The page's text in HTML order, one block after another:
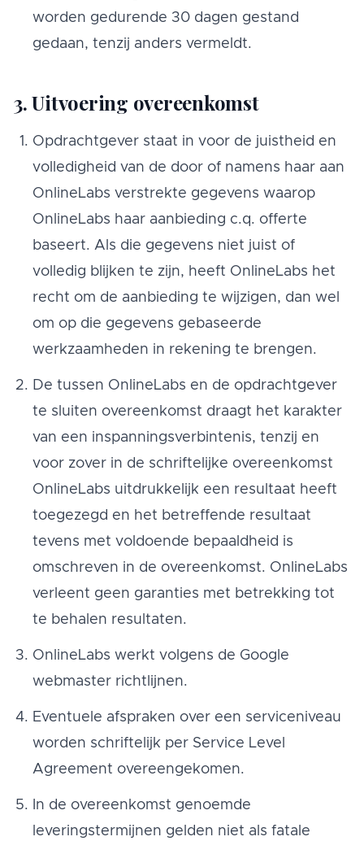
worden gedurende 30 dagen gestand
gedaan, tenzij anders vermeldt.
3. Uitvoering overeenkomst
Opdrachtgever staat in voor de juistheid en
volledigheid van de door of namens haar aan
OnlineLabs verstrekte gegevens waarop
OnlineLabs haar aanbieding c.q. offerte
baseert. Als die gegevens niet juist of
volledig blijken te zijn, heeft OnlineLabs het
recht om de aanbieding te wijzigen, dan wel
om op die gegevens gebaseerde
werkzaamheden in rekening te brengen.
De tussen OnlineLabs en de opdrachtgever
te sluiten overeenkomst draagt het karakter
van een inspanningsverbintenis, tenzij en
voor zover in de schriftelijke overeenkomst
OnlineLabs uitdrukkelijk een resultaat heeft
toegezegd en het betreffende resultaat
tevens met voldoende bepaaldheid is
omschreven in de overeenkomst. OnlineLabs
verleent geen garanties met betrekking tot
te behalen resultaten.
OnlineLabs werkt volgens de Google
webmaster richtlijnen.
Eventuele afspraken over een serviceniveau
worden schriftelijk per Service Level
Agreement overeengekomen.
In de overeenkomst genoemde
leveringstermijnen gelden niet als fatale